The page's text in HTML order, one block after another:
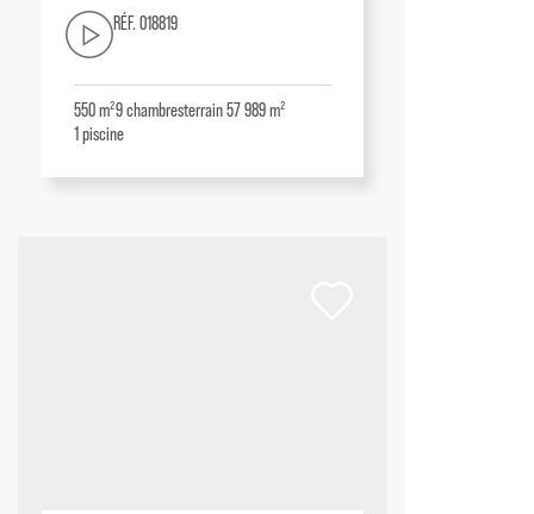
RÉF. 018819
550 m²9chambresterrain 57 989 m²
1piscine